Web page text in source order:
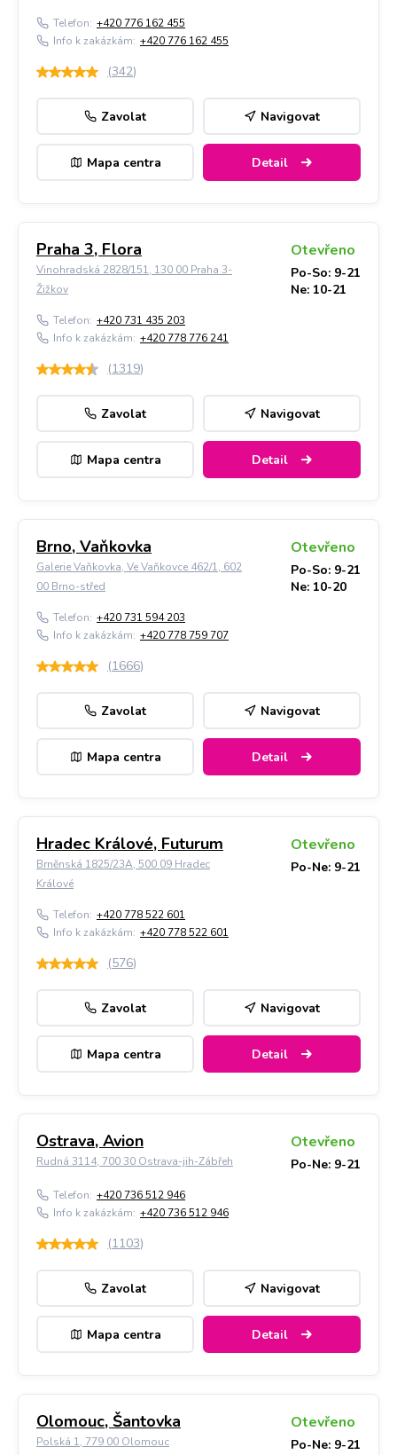
Telefon: +420 776 162 455
Info k zakázkám: +420 776 162 455
(342)
Zavolat Navigovat
Mapa centra Detail
Praha 3, Flora
Vinohradská 2828/151, 130 00 Praha 3-
Žižkov
Otevřeno
Po-So: 9-21
Ne: 10-21
Telefon: +420 731 435 203
Info k zakázkám: +420 778 776 241
(1319)
Zavolat Navigovat
Mapa centra Detail
Brno, Vaňkovka
Galerie Vaňkovka, Ve Vaňkovce 462/1, 602
00 Brno-střed
Otevřeno
Po-So: 9-21
Ne: 10-20
Telefon: +420 731 594 203
Info k zakázkám: +420 778 759 707
(1666)
Zavolat Navigovat
Mapa centra Detail
Hradec Králové, Futurum
Brněnská 1825/23A, 500 09 Hradec
Králové
Otevřeno
Po-Ne: 9-21
Telefon: +420 778 522 601
Info k zakázkám: +420 778 522 601
(576)
Zavolat Navigovat
Mapa centra Detail
Ostrava, Avion
Rudná 3114, 700 30 Ostrava-jih-Zábřeh
Otevřeno
Po-Ne: 9-21
Telefon: +420 736 512 946
Info k zakázkám: +420 736 512 946
(1103)
Zavolat Navigovat
Mapa centra Detail
Olomouc, Šantovka
Polská 1, 779 00 Olomouc
Otevřeno
Po-Ne: 9-21